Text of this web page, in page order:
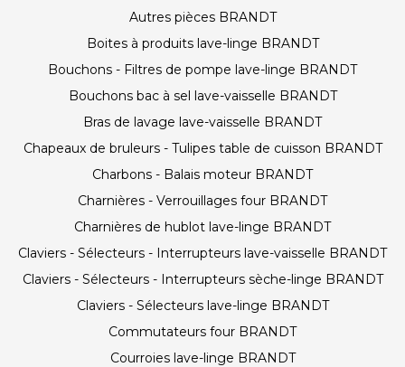
Autres pièces BRANDT
Boites à produits lave-linge BRANDT
Bouchons - Filtres de pompe lave-linge BRANDT
Bouchons bac à sel lave-vaisselle BRANDT
Bras de lavage lave-vaisselle BRANDT
Chapeaux de bruleurs - Tulipes table de cuisson BRANDT
Charbons - Balais moteur BRANDT
Charnières - Verrouillages four BRANDT
Charnières de hublot lave-linge BRANDT
Claviers - Sélecteurs - Interrupteurs lave-vaisselle BRANDT
Claviers - Sélecteurs - Interrupteurs sèche-linge BRANDT
Claviers - Sélecteurs lave-linge BRANDT
Commutateurs four BRANDT
Courroies lave-linge BRANDT